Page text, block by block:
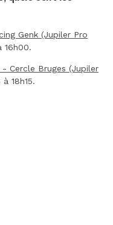
Genk (Jupiler Pro
16h00.
Cercle Bruges (Jupiler
18h15.